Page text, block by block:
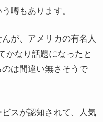
噂もあります。
が、アメリカの有名人
かなり話題になったと
は間違い無さそうで
スが認知されて、人気